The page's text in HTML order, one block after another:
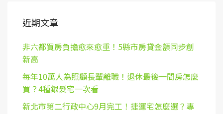
近期文章
非六都買房負擔愈來愈重！5縣市房貸金額同步創
新高
每年10萬人為照顧長輩離職！退休最後一間房怎麼
買？4種銀髮宅一次看
新北市第二行政中心9月完工！捷運宅怎麼選？專